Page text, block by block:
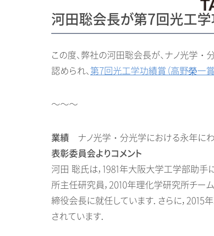
河田聡会長が第7回光工学
この度、弊社の河田聡会長が、ナノ光学
認められ、第7回光工学功績賞（高野榮一
～～～
業績 ナノ光学・分光学における永年に
表彰委員会よりコメント
河田 聡氏は，1981年大阪大学工学部助手
所主任研究員，2010年理化学研究所チーム
締役会長に就任しています．さらに，
されています．